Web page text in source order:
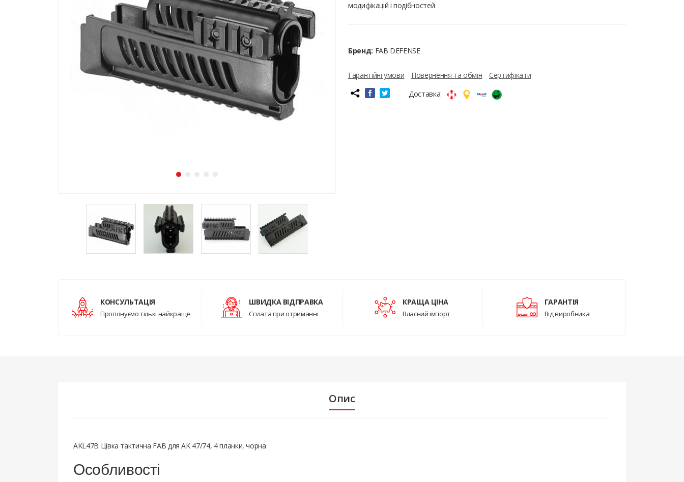
модифікацій і подібностей
Бренд: FAB DEFENSE
Гарантійні умови Повернення та обмін
Сертифікати
Доставка:
КОНСУЛЬТАЦІЯ
Пропонуємо тількі найкраще
ШВИДКА ВІДПРАВКА
Сплата при отриманні
КРАЩА ЦІНА
Власний імпорт
ГАРАНТІЯ
Від виробника
Опис
AKL47B Цівка тактична FAB для AK 47/74, 4 планки, чорна
Особливості